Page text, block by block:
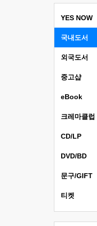
YES NOW
국내도서
외국도서
중고샵
eBook
크레마클럽
CD/LP
DVD/BD
문구/GIFT
티켓